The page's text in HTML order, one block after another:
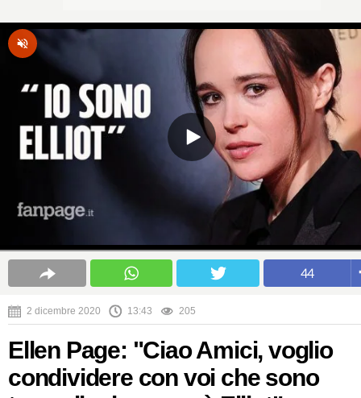
44
2 dicembre 2020 13:43 205
Ellen Page: "Ciao Amici, voglio
condividere con voi che sono